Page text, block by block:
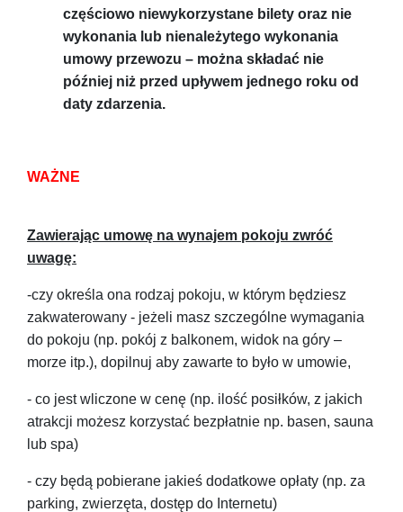
częściowo niewykorzystane bilety oraz nie
wykonania lub nienależytego wykonania
umowy przewozu – można składać nie
później niż przed upływem jednego roku od
daty zdarzenia.
WAŻNE
Zawierając umowę na wynajem pokoju zwróć
uwagę:
-czy określa ona rodzaj pokoju, w którym będziesz
zakwaterowany - jeżeli masz szczególne wymagania
do pokoju (np. pokój z balkonem, widok na góry –
morze itp.), dopilnuj aby zawarte to było w umowie,
- co jest wliczone w cenę (np. ilość posiłków, z jakich
atrakcji możesz korzystać bezpłatnie np. basen, sauna
lub spa)
- czy będą pobierane jakieś dodatkowe opłaty (np. za
parking, zwierzęta, dostęp do Internetu)